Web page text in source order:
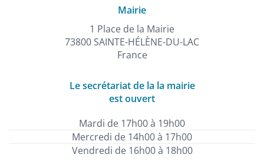
Mairie
1 Place de la Mairie
73800 SAINTE-HÉLÈNE-DU-LAC
France
Le secrétariat de la la mairie
est ouvert
Mardi de 17h00 à 19h00
Mercredi de 14h00 à 17h00
Vendredi de 16h00 à 18h00